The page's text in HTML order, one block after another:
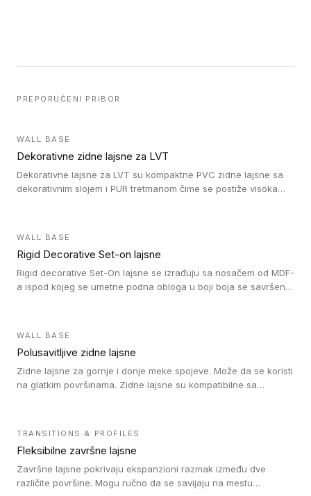
PREPORUČENI PRIBOR
WALL BASE
Dekorativne zidne lajsne za LVT
Dekorativne lajsne za LVT su kompaktne PVC zidne lajsne sa
dekorativnim slojem i PUR tretmanom čime se postiže visoka
WALL BASE
Rigid Decorative Set-on lajsne
Rigid decorative Set-On lajsne se izrađuju sa nosačem od MDF-
a ispod kojeg se umetne podna obloga u boji boja se savršeno
WALL BASE
Polusavitljive zidne lajsne
Zidne lajsne za gornje i donje meke spojeve. Može da se koristi
na glatkim površinama. Zidne lajsne su kompatibilne sa
TRANSITIONS & PROFILES
Fleksibilne završne lajsne
Završne lajsne pokrivaju ekspanzioni razmak između dve
različite površine. Mogu ručno da se savijaju na mestu